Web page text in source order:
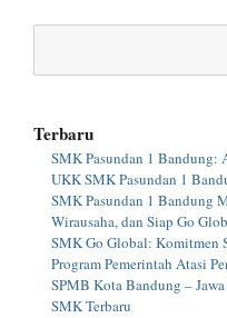
Terbaru
SMK Pasundan 1 Bandung:
UKK SMK Pasundan 1
SMK Pasundan 1 Bandung
Wirausaha, dan Siap Go
SMK Go Global: Komitmen
Program Pemerintah Atasi
SPMB Kota Bandung –
SMK Terbaru